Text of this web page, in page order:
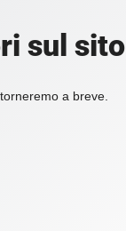
sul sito
a breve.